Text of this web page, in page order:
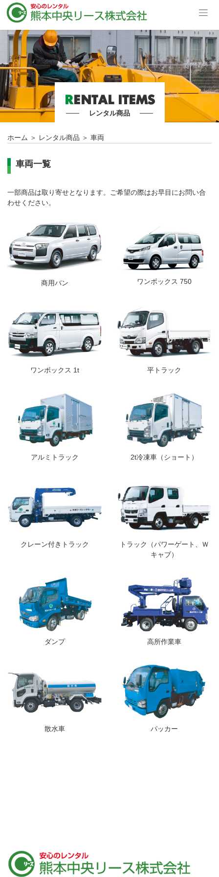
RENTAL ITEMS
レンタル商品
ホーム ＞ レンタル商品 ＞ 車両
車両一覧
一部商品は取り寄せとなります。ご希望の際はお早目にお問い合
わせください。
商用バン ワンボックス 750
ワンボックス 1t 平トラック
アルミトラック 2t冷凍車（ショート）
クレーン付きトラック
トラック（パワーゲート、Ｗ
キャブ）
ダンプ 高所作業車
散水車 パッカー